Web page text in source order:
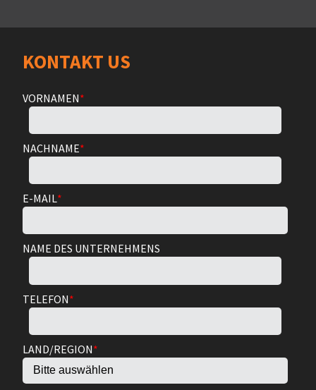
KONTAKT US
VORNAMEN*
NACHNAME*
E-MAIL*
NAME DES UNTERNEHMENS
TELEFON*
LAND/REGION*